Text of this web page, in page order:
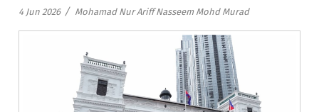
4 Jun 2026 / Mohamad Nur Ariff Nasseem Mohd Murad